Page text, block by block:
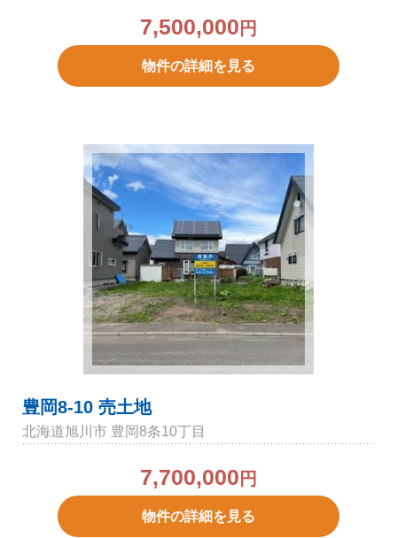
7,500,000 円
物件の詳細を見る
豊岡8-10 売土地
北海道旭川市 豊岡8条10丁目
7,700,000 円
物件の詳細を見る